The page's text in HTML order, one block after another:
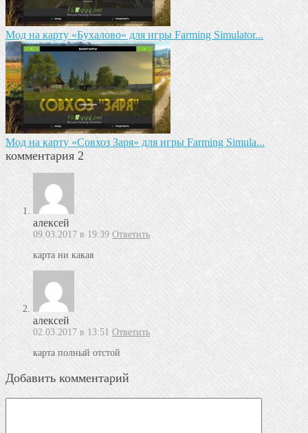
Мод на карту «Бухалово» для игры Farming Simulator...
Мод на карту «Совхоз Заря» для игры Farming Simula...
комментария 2
алексей
09.03.2017 в 19:39 Ответить
карта ни какая
алексей
02.03.2017 в 13:51 Ответить
карта полный отстой
Добавить комментарий